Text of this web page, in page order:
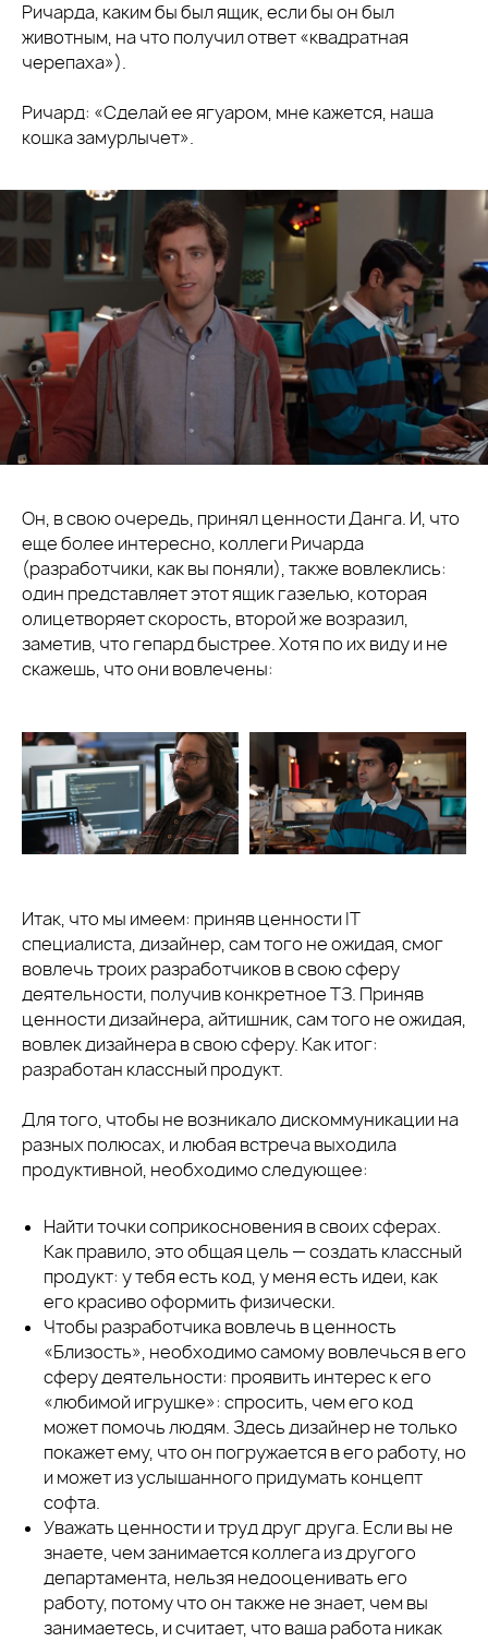
Ричарда, каким бы был ящик, если бы он был
животным, на что получил ответ «квадратная
черепаха»).
Ричард: «Сделай ее ягуаром, мне кажется, наша
кошка замурлычет».
Он, в свою очередь, принял ценности Данга. И, что
еще более интересно, коллеги Ричарда
(разработчики, как вы поняли), также вовлеклись:
один представляет этот ящик газелью, которая
олицетворяет скорость, второй же возразил,
заметив, что гепард быстрее. Хотя по их виду и не
скажешь, что они вовлечены:
Итак, что мы имеем: приняв ценности IT
специалиста, дизайнер, сам того не ожидая, смог
вовлечь троих разработчиков в свою сферу
деятельности, получив конкретное ТЗ. Приняв
ценности дизайнера, айтишник, сам того не ожидая,
вовлек дизайнера в свою сферу. Как итог:
разработан классный продукт.
Для того, чтобы не возникало дискоммуникации на
разных полюсах, и любая встреча выходила
продуктивной, необходимо следующее:
Найти точки соприкосновения в своих сферах.
Как правило, это общая цель — создать классный
продукт: у тебя есть код, у меня есть идеи, как
его красиво оформить физически.
Чтобы разработчика вовлечь в ценность
«Близость», необходимо самому вовлечься в его
сферу деятельности: проявить интерес к его
«любимой игрушке»: спросить, чем его код
может помочь людям. Здесь дизайнер не только
покажет ему, что он погружается в его работу, но
и может из услышанного придумать концепт
софта.
Уважать ценности и труд друг друга. Если вы не
знаете, чем занимается коллега из другого
департамента, нельзя недооценивать его
работу, потому что он также не знает, чем вы
занимаетесь, и считает, что ваша работа никак